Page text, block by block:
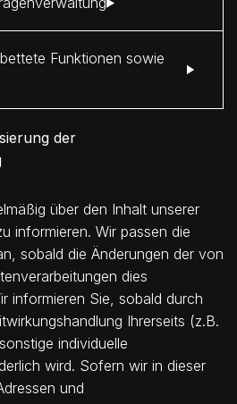
Funktionen sowie
der
über den Inhalt unserer
informieren. Wir passen die
sobald die Änderungen der von
dies
informieren Sie, sobald durch
Ihrerseits (z.B.
individuelle
wird. Sofern wir in dieser
und